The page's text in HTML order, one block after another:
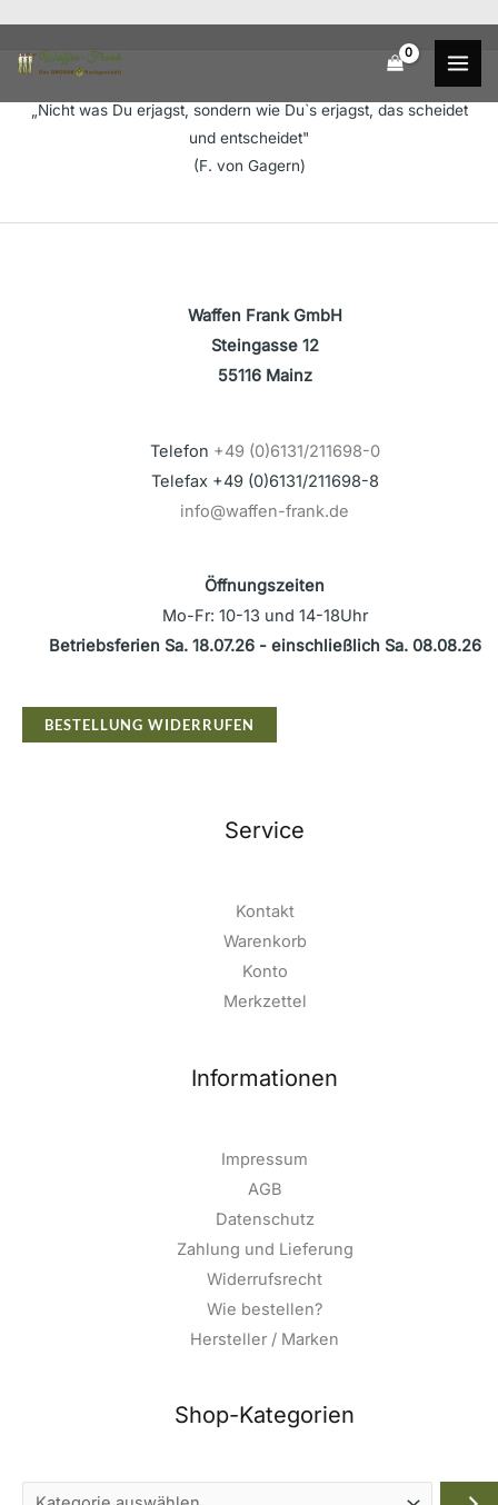
Inhalt
springen
„Nicht was Du erjagst, sondern wie Du`s erjagst, das scheidet
und entscheidet"
(F. von Gagern)
Waffen Frank GmbH
Steingasse 12
55116 Mainz
Telefon +49 (0)6131/211698-0
Telefax +49 (0)6131/211698-8
info@waffen-frank.de
Öffnungszeiten
Mo-Fr: 10-13 und 14-18Uhr
Betriebsferien Sa. 18.07.26 - einschließlich Sa. 08.08.26
BESTELLUNG WIDERRUFEN
Service
Kontakt
Warenkorb
Konto
Merkzettel
Informationen
Impressum
AGB
Datenschutz
Zahlung und Lieferung
Widerrufsrecht
Wie bestellen?
Hersteller / Marken
Shop-Kategorien
Kategorie